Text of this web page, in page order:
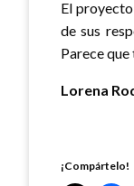
El
de sus
Parece
Lorena
¡Compártelo!